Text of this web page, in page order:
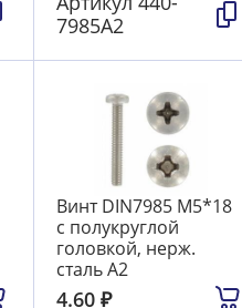
7985А2
Винт DIN7985 М5*18
с полукруглой
головкой, нерж.
сталь А2
4.60₽